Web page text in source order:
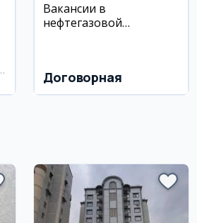
Вакансии в
нефтегазовой
Договорная